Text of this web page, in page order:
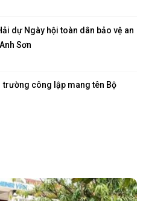
dự Ngày hội toàn dân bảo vệ an
Sơn
trường công lập mang tên Bộ